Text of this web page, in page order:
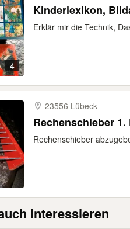
4
Kinderlexikon,
Erklär mir die Technik,
23556 Lübeck
Rechenschieber
interessieren